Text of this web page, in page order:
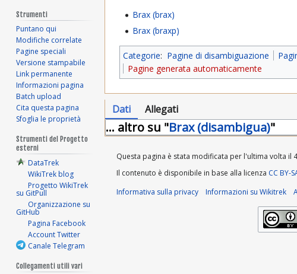
Brax (brax)
Brax (braxp)
Categorie: Pagine di disambiguazione
Pagine generata automaticamente
Dati Allegati
... altro su "Brax (disambigua)"
Strumenti
Puntano qui
Modifiche correlate
Pagine speciali
Versione stampabile
Link permanente
Informazioni pagina
Batch upload
Cita questa pagina
Sfoglia le proprietà
Strumenti del Progetto
esterni
DataTrek
WikiTrek blog
Progetto WikiTrek
su GitPull
Organizzazione su
GitHub
Pagina Facebook
Account Twitter
Canale Telegram
Collegamenti utili vari
Questa pagina è stata modificata per l'ultima volta il
Il contenuto è disponibile in base alla licenza CC BY-
Informativa sulla privacy
Informazioni su Wikitrek